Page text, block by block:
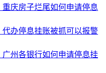
庆房子烂尾如何申请停息
办停息挂账被抓可以报警
州各银行如何申请停息挂